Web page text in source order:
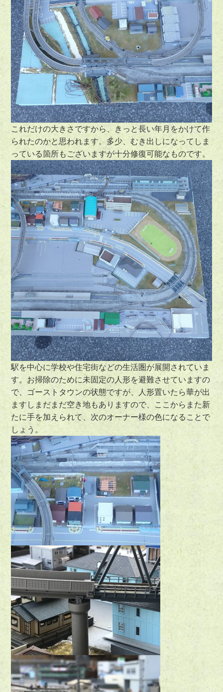
これだけの大きさですから、きっと長い年月をかけて作
られたのかと思われます。多少、むき出しになってしま
っている箇所もございますが十分修復可能なものです。
駅を中心に学校や住宅街などの生活圏が展開されていま
す。お掃除のために未固定の人形を避難させていますの
で、ゴーストタウンの状態ですが、人形置いたら華が出
ますしまだまだ空き地もありますので、ここからまた新
たに手を加えられて、次のオーナー様の色になることで
しょう。